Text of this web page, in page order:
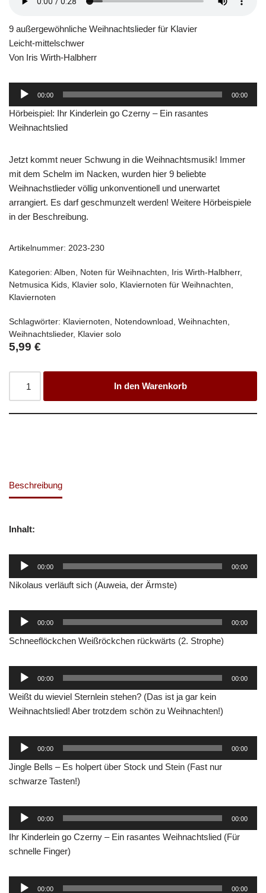
9 außergewöhnliche Weihnachtslieder für Klavier
Leicht-mittelschwer
Von Iris Wirth-Halbherr
Audio-
00:00 00:00
Hörbeispiel: Ihr Kinderlein go Czerny – Ein rasantes
Weihnachtslied
Jetzt kommt neuer Schwung in die Weihnachtsmusik! Immer
mit dem Schelm im Nacken, wurden hier 9 beliebte
Weihnachstlieder völlig unkonventionell und unerwartet
arrangiert. Es darf geschmunzelt werden! Weitere Hörbeispiele
in der Beschreibung.
Artikelnummer: 2023-230
Kategorien: Alben, Noten für Weihnachten, Iris Wirth-Halbherr,
Netmusica Kids, Klavier solo, Klaviernoten für Weihnachten,
Klaviernoten
Schlagwörter: Klaviernoten, Notendownload , Weihnachten,
Weihnachtslieder, Klavier solo
5,99 €
In den Warenkorb
Beschreibung
Inhalt:
Audio-
00:00 00:00
Nikolaus verläuft sich (Auweia, der Ärmste)
Audio-
00:00 00:00
Schneeflöckchen Weißröckchen rückwärts (2. Strophe)
Audio-
00:00 00:00
Weißt du wieviel Sternlein stehen? (Das ist ja gar kein
Weihnachtslied! Aber trotzdem schön zu Weihnachten!)
Audio-
00:00 00:00
Jingle Bells – Es holpert über Stock und Stein (Fast nur
schwarze Tasten!)
Audio-
00:00 00:00
Ihr Kinderlein go Czerny – Ein rasantes Weihnachtslied (Für
schnelle Finger)
Audio-
00:00 00:00